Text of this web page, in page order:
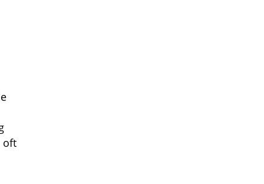
oft